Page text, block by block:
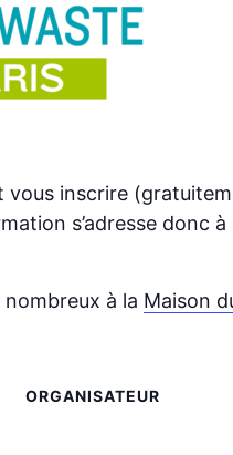
inscrire
s’adresse donc
à la Maison
ORGANISATEUR